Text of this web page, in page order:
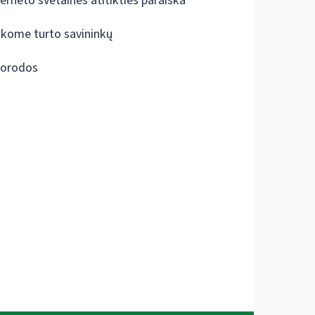
turto savininkų